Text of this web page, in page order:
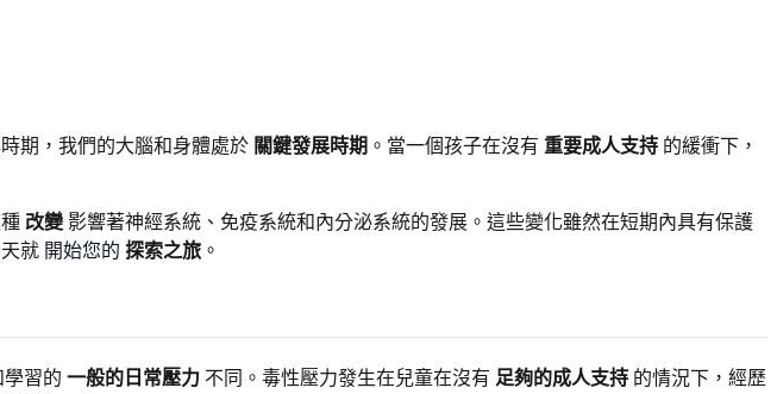
期，我們的大腦和身體處於 關鍵發展時期 。當一個孩子在沒有 重要成人支持 的緩衝下，
改變 影響著神經系統、免疫系統和內分泌系統的發展。這些變化雖然在短期內具有保護
就 開始您的 探索之旅 。
習的 一般的日常壓力 不同。毒性壓力發生在兒童在沒有 足夠的成人支持 的情況下，經歷